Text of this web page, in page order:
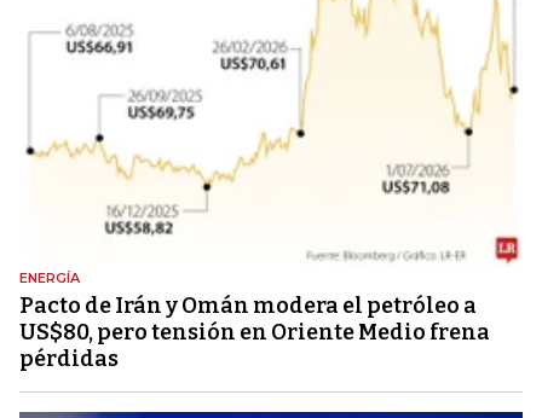
ENERGÍA
Pacto de Irán y Omán modera el petróleo a
US$80, pero tensión en Oriente Medio frena
pérdidas